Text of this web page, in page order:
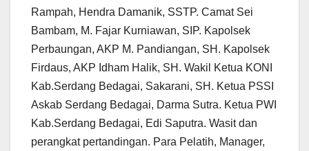
Rampah, Hendra Damanik, SSTP. Camat Sei
Bambam, M. Fajar Kurniawan, SIP. Kapolsek
Perbaungan, AKP M. Pandiangan, SH. Kapolsek
Firdaus, AKP Idham Halik, SH. Wakil Ketua KONI
Kab.Serdang Bedagai, Sakarani, SH. Ketua PSSI
Askab Serdang Bedagai, Darma Sutra. Ketua PWI
Kab.Serdang Bedagai, Edi Saputra. Wasit dan
perangkat pertandingan. Para Pelatih, Manager,